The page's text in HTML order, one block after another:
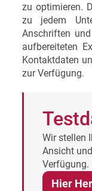
zu optimieren.
zu jedem
Anschriften
aufbereiteten
Kontaktdaten
zur Verfügung.
Wir stellen
Ansicht
Verfügung.
Hier